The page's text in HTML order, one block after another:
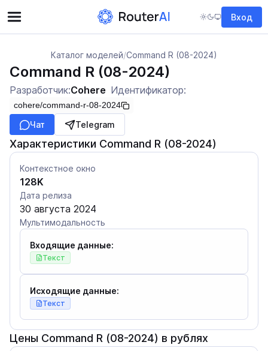
Вход
Каталог моделей/Command R (08-2024)
Command R (08-2024)
Разработчик:Cohere Идентификатор:
cohere/command-r-08-2024
Чат Telegram
Характеристики Command R (08-2024)
Контекстное окно
128K
Дата релиза
30 августа 2024
Мультимодальность
Входящие данные:
Текст
Исходящие данные:
Текст
Цены Command R (08-2024) в рублях